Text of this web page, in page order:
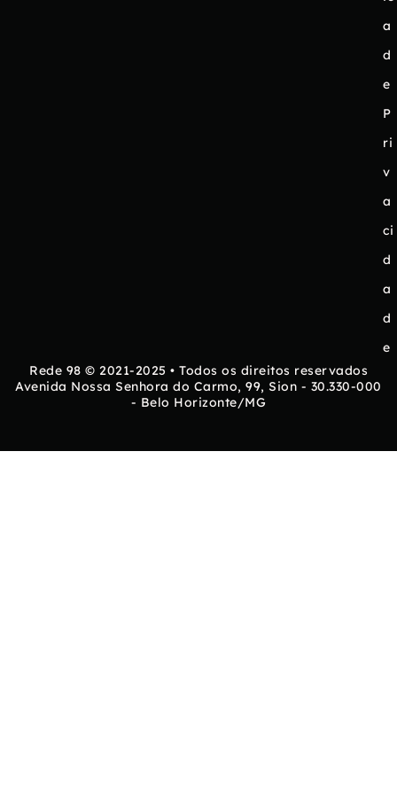
a
d
e
P
ri
v
a
ci
d
a
d
e
Rede 98 © 2021-2025 • Todos os direitos reservados
Avenida Nossa Senhora do Carmo, 99, Sion - 30.330-000
- Belo Horizonte/MG